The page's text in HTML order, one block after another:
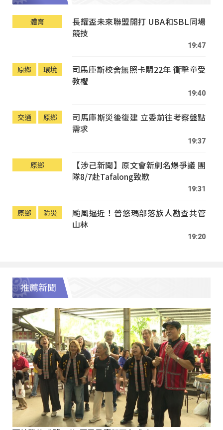
體育
長耀盃未來聯盟開打 UBA和SBL同場
競技
19:47
原鄉 環境
司馬庫斯校舍無照卡關22年 衝擊童受
教權
19:40
交通 原鄉
司馬庫斯災後復建 立委前往考察盤點
需求
19:37
原鄉
【涉己新聞】原文會新劇名爆爭議 團
隊8/7赴Tafalong致歉
19:31
原鄉 防災
颱風逼近！普悠瑪部落族人勘查共管
山林
19:20
推薦新聞